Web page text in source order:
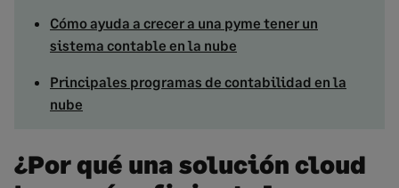
Cómo ayuda a crecer a una pyme tener un
sistema contable en la nube
Principales programas de contabilidad en la
nube
¿Por qué una solución cloud